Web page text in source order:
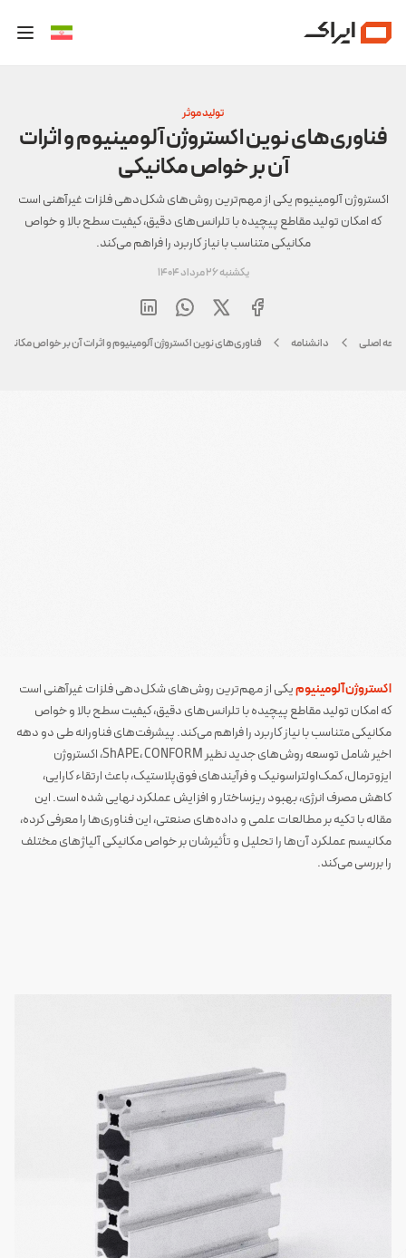
تولید موثر
فناوری‌های نوین اکستروژن آلومینیوم و اثرات
آن بر خواص مکانیکی
اکستروژن آلومینیوم یکی از مهم‌ترین روش‌های شکل‌دهی فلزات غیرآهنی است
که امکان تولید مقاطع پیچیده با تلرانس‌های دقیق، کیفیت سطح بالا و خواص
مکانیکی متناسب با نیاز کاربرد را فراهم می‌کند.
یکشنبه 26 مرداد 1404
اصلی دانشنامه فناوری‌های نوین اکستروژن آلومینیوم و اثرات آن بر خواص
اکستروژن آلومینیومیکی از مهم‌ترین روش‌های شکل‌دهی فلزات غیرآهنی است
که امکان تولید مقاطع پیچیده با تلرانس‌های دقیق، کیفیت سطح بالا و خواص
مکانیکی متناسب با نیاز کاربرد را فراهم می‌کند. پیشرفت‌های فناورانه طی دو دهه
اخیر شامل توسعه روش‌های جدید نظیر ShAPE، CONFORM، اکستروژن
ایزوترمال، کمک‌اولتراسونیک و فرآیندهای فوق‌پلاستیک، باعث ارتقاء کارایی،
کاهش مصرف انرژی، بهبود ریزساختار و افزایش عملکرد نهایی شده است. این
مقاله با تکیه بر مطالعات علمی و داده‌های صنعتی، این فناوری‌ها را معرفی کرده،
مکانیسم عملکرد آن‌ها را تحلیل و تأثیرشان بر خواص مکانیکی آلیاژهای مختلف
را بررسی می‌کند.